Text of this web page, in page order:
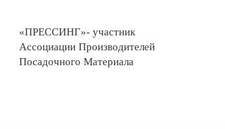
«ПРЕССИНГ»- участник
Ассоциации Производителей
Посадочного Материала